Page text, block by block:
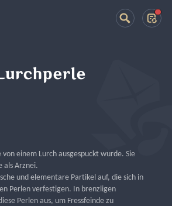
von einem Lurch ausgespuckt wurde. Sie
als Arznei.
und elementare Partikel auf, die sich in
Perlen verfestigen. In brenzligen
Perlen aus, um Fressfeinde zu